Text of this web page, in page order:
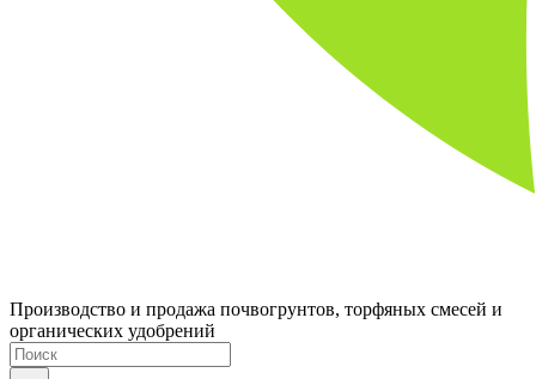
Производство и продажа почвогрунтов, торфяных смесей и
органических удобрений